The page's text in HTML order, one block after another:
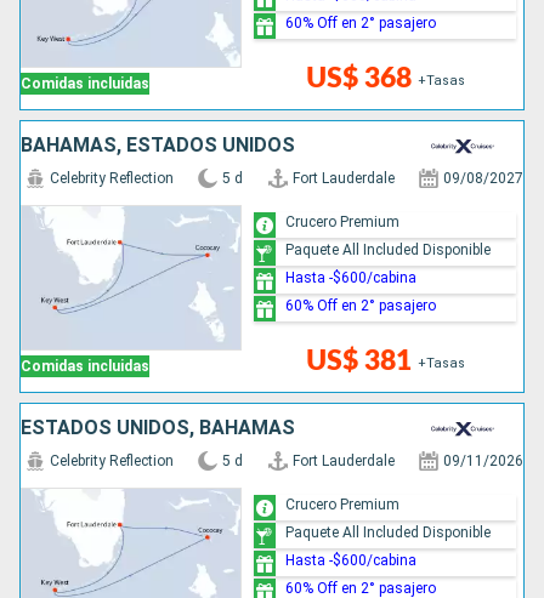
Comidas incluidas US$ 368 +Tasas
60% Off en 2° pasajero
BAHAMAS, ESTADOS UNIDOS
Comidas incluidas
Celebrity Reflection 5 d Fort Lauderdale 09/08/2027
US$ 381 +Tasas
Crucero Premium
Paquete All Included Disponible
Hasta -$600/cabina
60% Off en 2° pasajero
ESTADOS UNIDOS, BAHAMAS
Celebrity Reflection 5 d Fort Lauderdale 09/11/2026
Crucero Premium
Paquete All Included Disponible
Hasta -$600/cabina
60% Off en 2° pasajero